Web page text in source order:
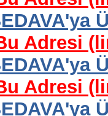
Adresi
Adresi